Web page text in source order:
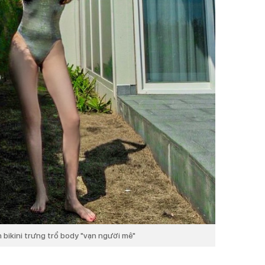
bikini trưng trổ body "vạn người mê"